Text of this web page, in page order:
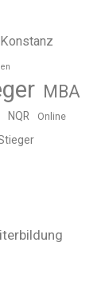
Konstanz
MBA
NQR Online